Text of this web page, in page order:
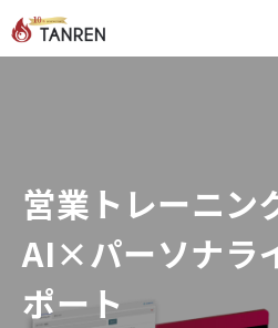
導入事例
セミナー
料金・プラ
ブログ
営業トレーニン
AI×パーソナラ
ポート